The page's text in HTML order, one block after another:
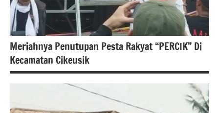
Meriahnya Penutupan Pesta Rakyat “PERCIK” Di
Kecamatan Cikeusik
Pandeglang